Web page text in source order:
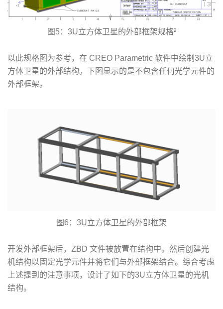
图5：3U立方体卫星的外部框架规格²
以此规格图为参考，在 CREO Parametric 软件中绘制3U立
方体卫星的外部结构。下图显示的是不包含任何光学元件的
外部框架。
图6：3U立方体卫星的外部框架
开发外部框架后，ZBD 文件被放置在结构中。然后创建光
机结构以固定光学元件并将它们与外部框架结合。综合考虑
上述提到的注意事项，设计了如下的3U立方体卫星的光机
结构。